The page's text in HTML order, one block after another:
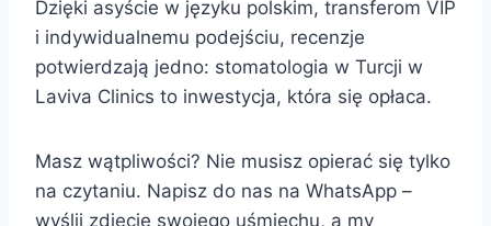
Dzięki asyście w języku polskim, transferom VIP
i indywidualnemu podejściu, recenzje
potwierdzają jedno: stomatologia w Turcji w
Laviva Clinics to inwestycja, która się opłaca.
Masz wątpliwości? Nie musisz opierać się tylko
na czytaniu. Napisz do nas na WhatsApp –
wyślij zdjęcie swojego uśmiechu, a my